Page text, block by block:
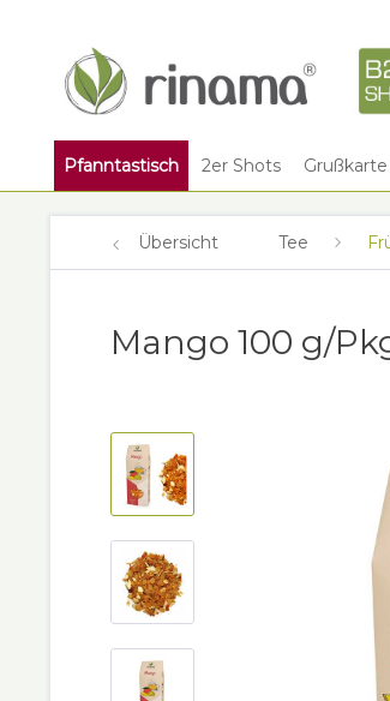
Pfanntastisch 2er Shots Grußkarte
Übersicht Tee
Mango 100 g/